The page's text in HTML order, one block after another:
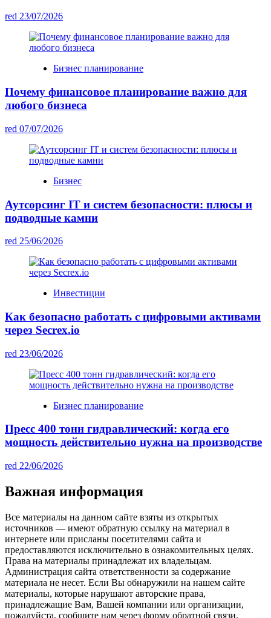
red 23/07/2026
Бизнес планирование
Почему финансовое планирование важно для
любого бизнеса
red 07/07/2026
Бизнес
Аутсорсинг IT и систем безопасности: плюсы и
подводные камни
red 25/06/2026
Инвестиции
Как безопасно работать с цифровыми активами
через Secrex.io
red 23/06/2026
Бизнес планирование
Пресс 400 тонн гидравлический: когда его
мощность действительно нужна на производстве
red 22/06/2026
Важная информация
Все материалы на данном сайте взяты из открытых
источников — имеют обратную ссылку на материал в
интернете или присланы посетителями сайта и
предоставляются исключительно в ознакомительных целях.
Права на материалы принадлежат их владельцам.
Администрация сайта ответственности за содержание
материала не несет. Если Вы обнаружили на нашем сайте
материалы, которые нарушают авторские права,
принадлежащие Вам, Вашей компании или организации,
пожалуйста, сообщите нам через форму обратной связи.